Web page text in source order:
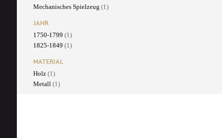
Mechanisches Spielzeug (1)
JAHR
1750-1799 (1)
1825-1849 (1)
MATERIAL
Holz (1)
Metall (1)